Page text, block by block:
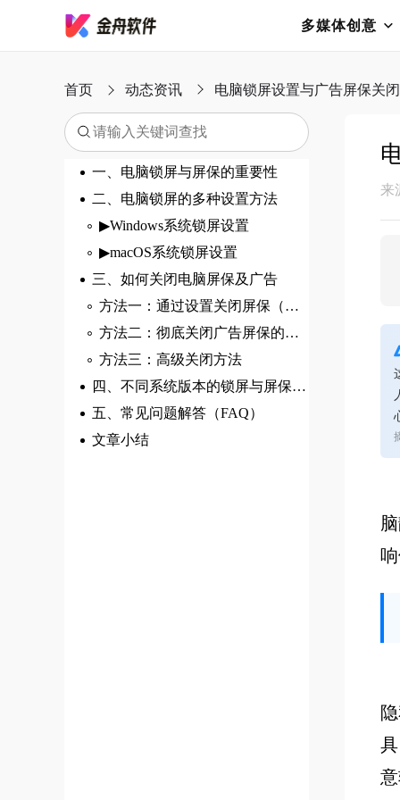
多媒体创意
首页 动态资讯 电脑锁屏设置与广告屏保关
一、电脑锁屏与屏保的重要性
二、电脑锁屏的多种设置方法
▶Windows系统锁屏设置
▶macOS系统锁屏设置
三、如何关闭电脑屏保及广告
方法一：通过设置关闭屏保（常规方法）
方法二：彻底关闭广告屏保的方法
方法三：高级关闭方法
四、不同系统版本的锁屏与屏保设置对比
五、常见问题解答（FAQ）
文章小结
来